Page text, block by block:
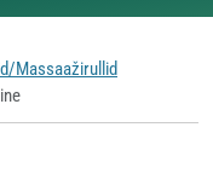
Massaažirullid